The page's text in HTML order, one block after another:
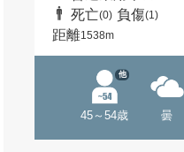
死亡(0) 負傷(1)
距離1538m
45～54歳
他
曇